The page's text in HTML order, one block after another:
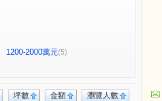
(2)1200-2000萬元(5)
瀏覽人數
金額
坪數